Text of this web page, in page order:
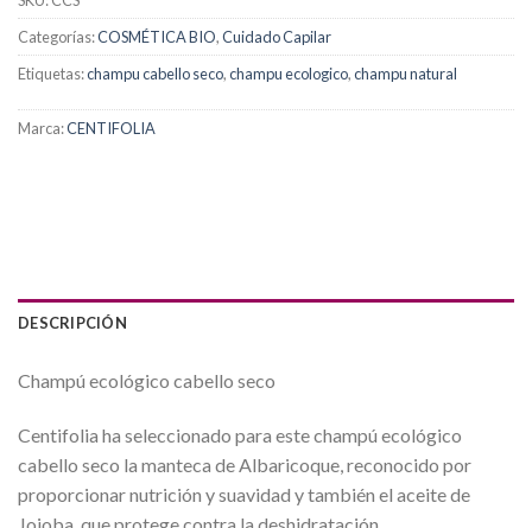
Categorías:COSMÉTICA BIO,Cuidado Capilar
Etiquetas:champu cabello seco,champu ecologico,champu natural
Marca:CENTIFOLIA
DESCRIPCIÓN
Champú ecológico cabello seco
Centifolia ha seleccionado para este champú ecológico
cabello seco la manteca de Albaricoque, reconocido por
proporcionar nutrición y suavidad y también el aceite de